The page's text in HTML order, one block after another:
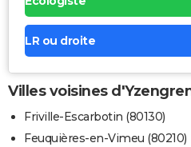
LR ou droite
Villes voisines
Friville-Escarbotin (80130)
Feuquières-en-Vimeu (80210)